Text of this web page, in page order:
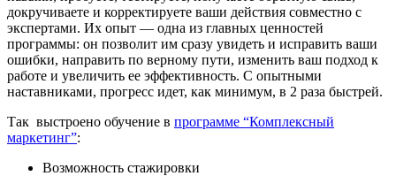
докручиваете и корректируете ваши действия совместно с
экспертами. Их опыт — одна из главных ценностей
программы: он позволит им сразу увидеть и исправить ваши
ошибки, направить по верному пути, изменить ваш подход к
работе и увеличить ее эффективность. С опытными
наставниками, прогресс идет, как минимум, в 2 раза быстрей.
Так выстроено обучение в программе “Комплексный
маркетинг”:
Возможность стажировки